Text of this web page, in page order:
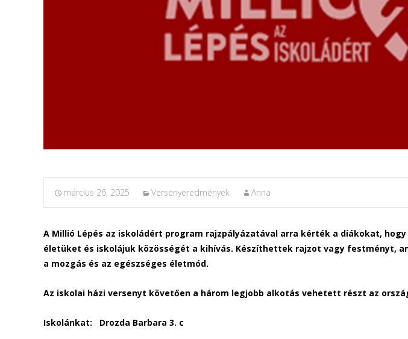
március 26, 2025 Versenyeredmények Anna
A Millió Lépés az iskoládért program rajzpályázatával arra kérték a diákokat,
életüket és iskolájuk közösségét a kihívás. Készíthettek rajzot vagy festményt,
a mozgás és az egészséges életmód.
Az iskolai házi versenyt követően a három legjobb alkotás vehetett részt az
Iskolánkat: Drozda Barbara 3. c